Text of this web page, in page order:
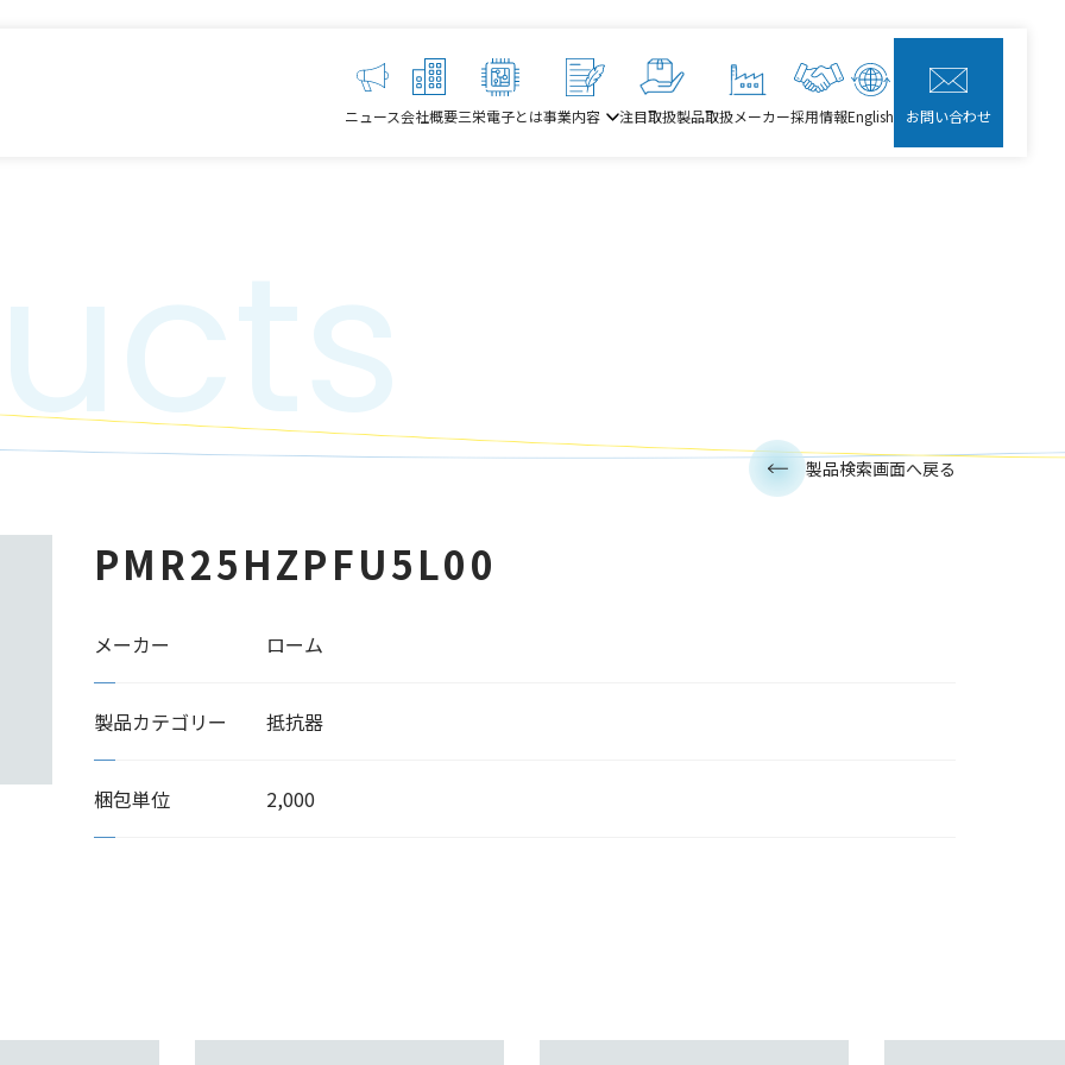
ニュース会社概要三栄電子とは事業内容 注目取扱製品取扱メーカー採用情報English お問い合わせ
PMR25HZPFU5L00
メーカー ローム
製品カテゴリー 抵抗器
梱包単位 2,000
製品検索画面へ戻る